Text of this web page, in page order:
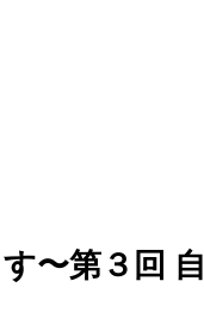
〜第３回